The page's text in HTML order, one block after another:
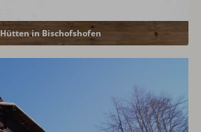
Hütten in Bischofshofen